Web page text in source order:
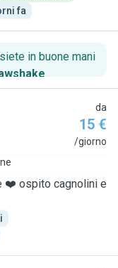
fa
in buone mani
.
da
15 €
/giorno
❤️ ospito cagnolini e